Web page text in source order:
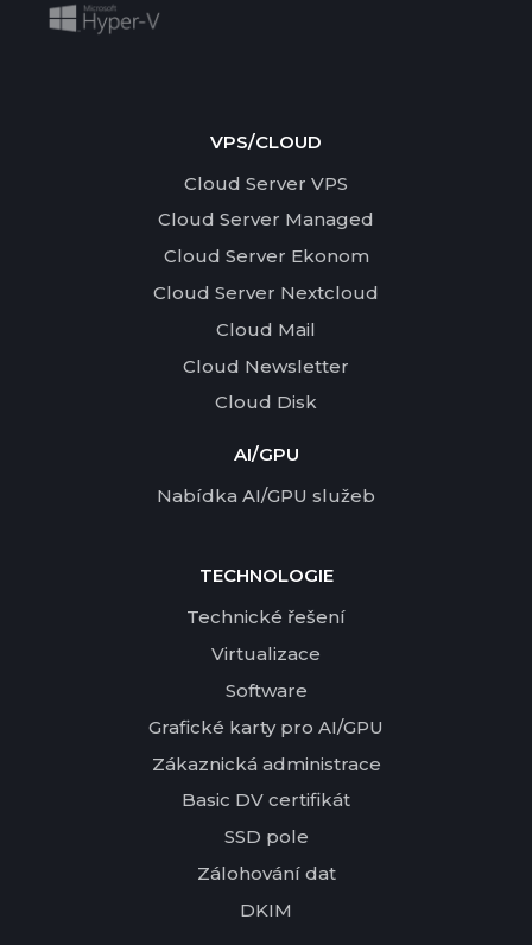
VPS/CLOUD
Cloud Server VPS
Cloud Server Managed
Cloud Server Ekonom
Cloud Server Nextcloud
Cloud Mail
Cloud Newsletter
Cloud Disk
AI/GPU
Nabídka AI/GPU služeb
TECHNOLOGIE
Technické řešení
Virtualizace
Software
Grafické karty pro AI/GPU
Zákaznická administrace
Basic DV certifikát
SSD pole
Zálohování dat
DKIM